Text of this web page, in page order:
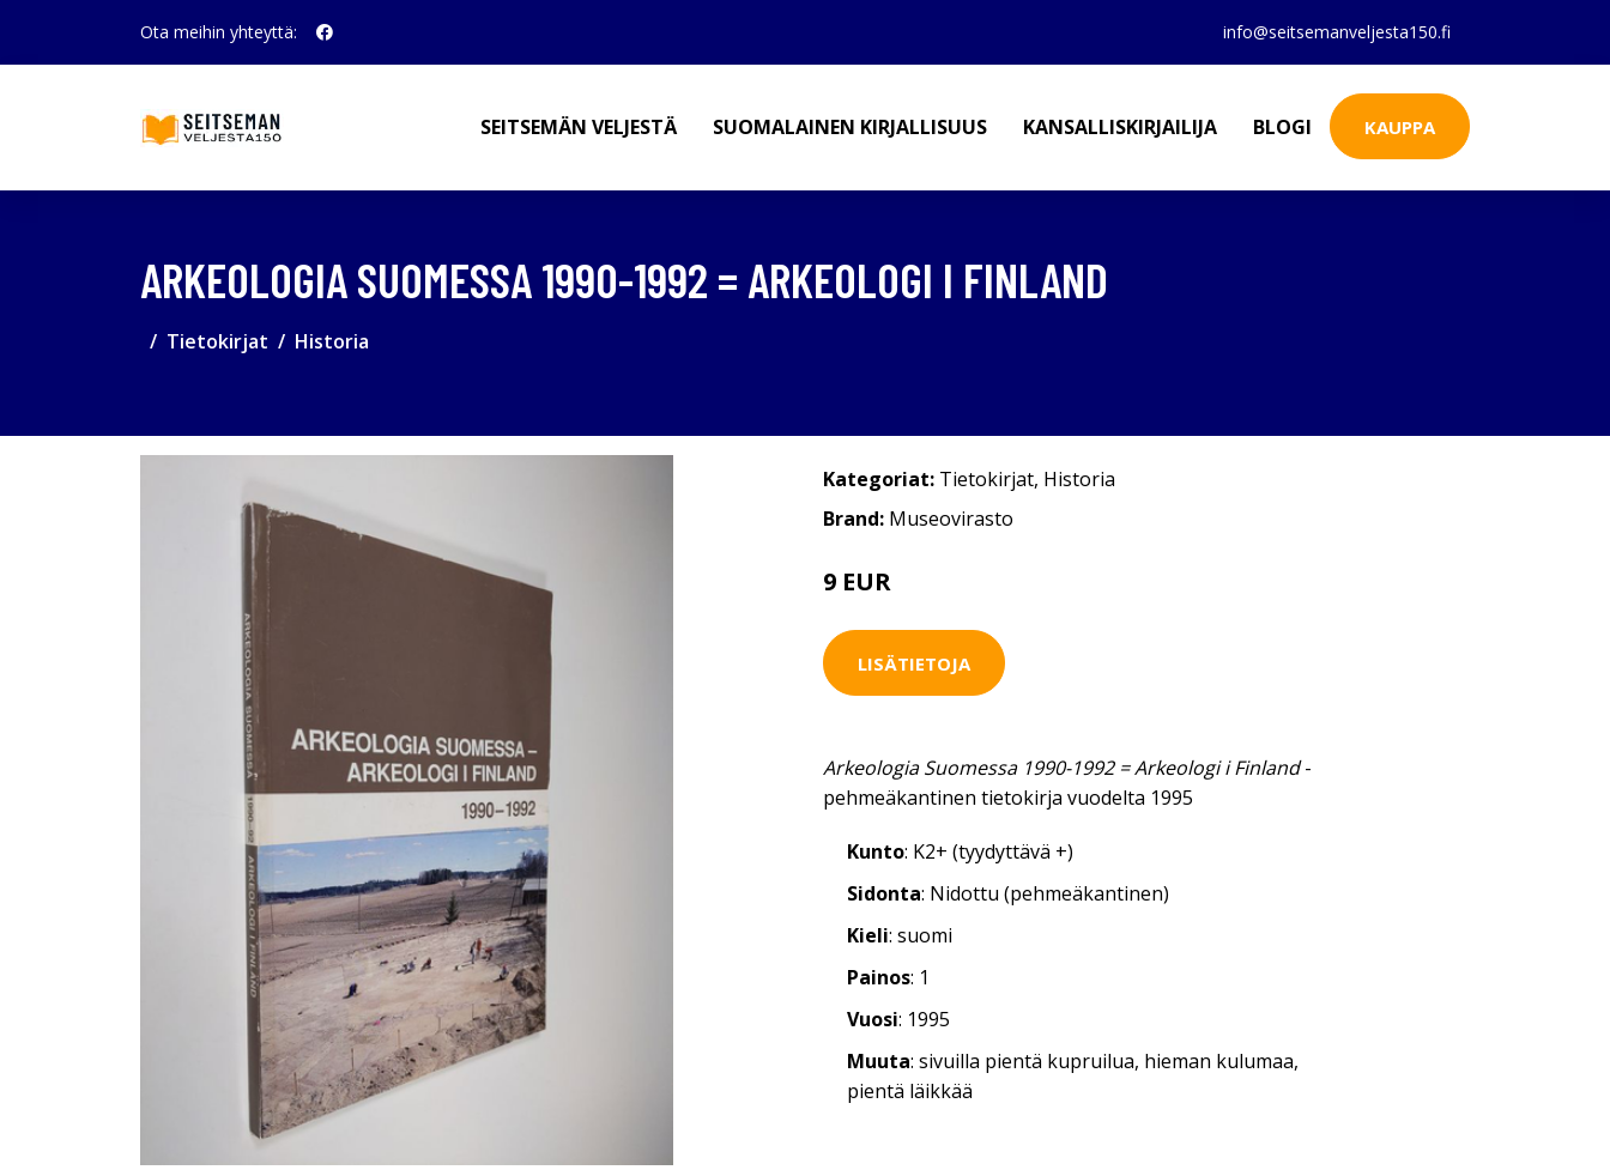
Ota meihin yhteyttä: info@seitsemanveljesta150.fi
SEITSEMÄN VELJESTÄ SUOMALAINEN KIRJALLISUUS KANSALLISKIRJAILIJA BLOGI KAUPPA
ARKEOLOGIA SUOMESSA 1990-1992 = ARKEOLOGI I FINLAND
Tietokirjat Historia
Kategoriat: Tietokirjat, Historia
Brand: Museovirasto
9 EUR
LISÄTIETOJA
Arkeologia Suomessa 1990-1992 = Arkeologi i Finland-
pehmeäkantinen tietokirja vuodelta 1995
Kunto: K2+ (tyydyttävä +)
Sidonta: Nidottu (pehmeäkantinen)
Kieli: suomi
Painos: 1
Vuosi: 1995
Muuta: sivuilla pientä kupruilua, hieman kulumaa,
pientä läikkää